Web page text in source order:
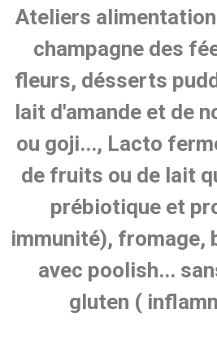
Ateliers
champagne des
fleurs, désserts
lait d'amande et de
ou goji..., Lacto
de fruits ou de lait
prébiotique et
immunité), fromage,
avec poolish...
gluten (